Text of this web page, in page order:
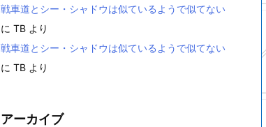
戦車道とシー・シャドウは似ているようで似てない
に TB より
戦車道とシー・シャドウは似ているようで似てない
に TB より
アーカイブ